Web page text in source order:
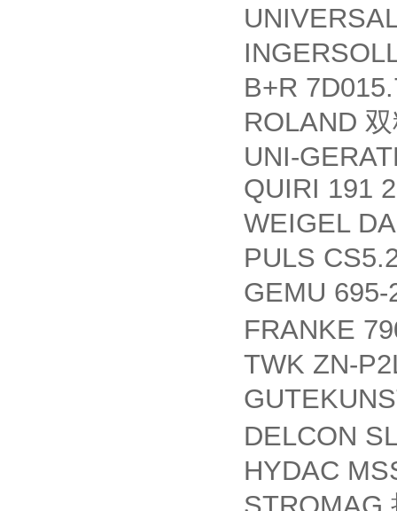
B+R
ROLAND
UNI-
QUIRI 191
WEIGEL
PULS
GEMU
FRANKE
TWK ZN-
DELCON
HYDAC